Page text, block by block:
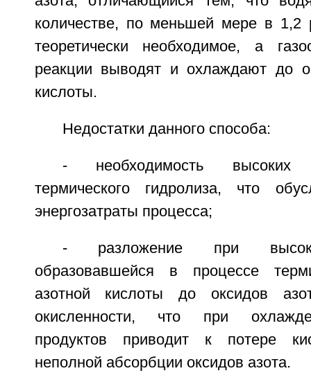
количестве, по меньшей мере в
теоретически необходимое, а
реакции выводят и охлаждают до
кислоты.
Недостатки данного способа:
- необходимость высоких
термического гидролиза, что
энергозатраты процесса;
- разложение при
образовавшейся в процессе
азотной кислоты до оксидов
окисленности, что при
продуктов приводит к потере
неполной абсорбции оксидов азота.